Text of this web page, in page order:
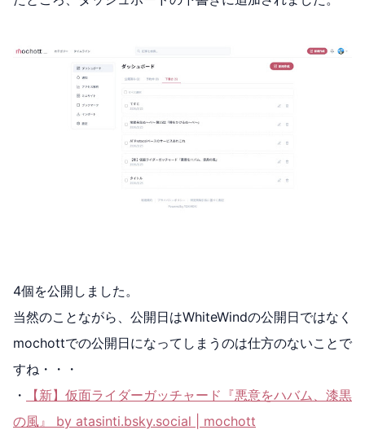
4個を公開しました。
当然のことながら、公開日はWhiteWindの公開日ではなく
mochottでの公開日になってしまうのは仕方のないことで
すね・・・
・
【新】仮面ライダーガッチャード『悪意をハバム、漆黒
の風』 by atasinti.bsky.social | mochott